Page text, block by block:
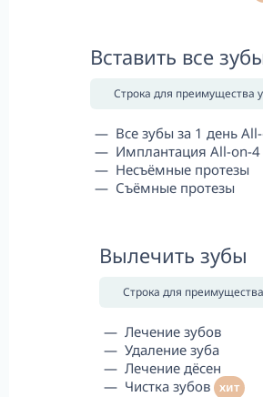
Вставить все
Строка для преимущества
Все зубы за 1 день
Имплантация All-on-4
Несъёмные протезы
Съёмные протезы
Вылечить зубы
Строка для преимущества
Лечение зубов
Удаление зуба
Лечение дёсен
Чистка зубов хит